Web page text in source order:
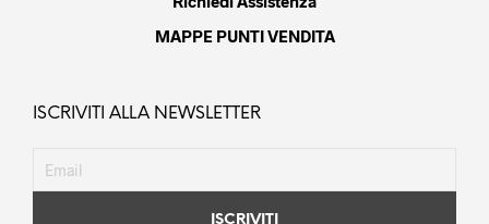
MAPPE PUNTI VENDITA
ISCRIVITI ALLA NEWSLETTER